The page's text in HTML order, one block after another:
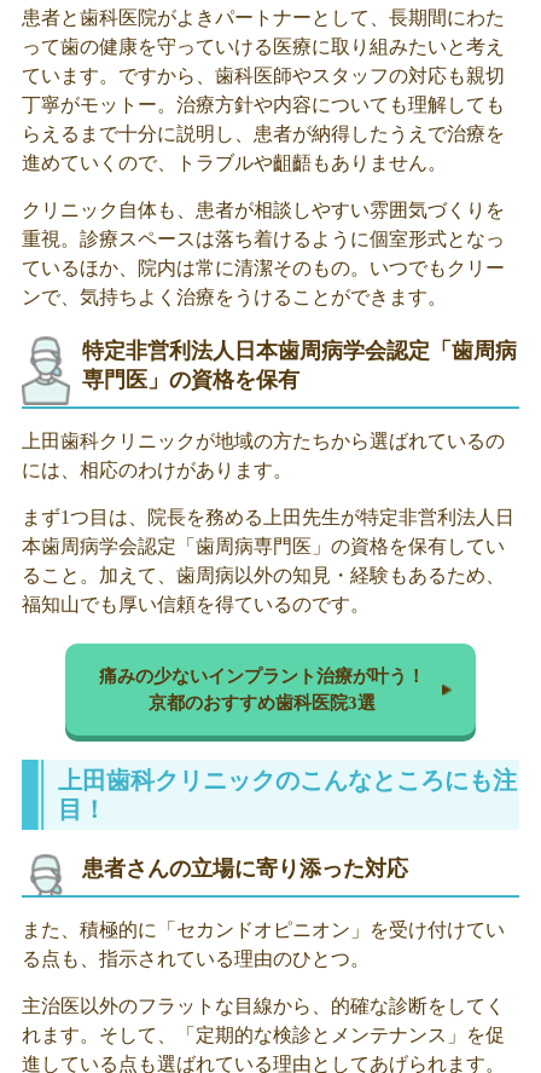
患者と歯科医院がよきパートナーとして、長期間にわた
って歯の健康を守っていける医療に取り組みたいと考え
ています。ですから、歯科医師やスタッフの対応も親切
丁寧がモットー。治療方針や内容についても理解しても
らえるまで十分に説明し、患者が納得したうえで治療を
進めていくので、トラブルや齟齬もありません。
クリニック自体も、患者が相談しやすい雰囲気づくりを
重視。診療スペースは落ち着けるように個室形式となっ
ているほか、院内は常に清潔そのもの。いつでもクリー
ンで、気持ちよく治療をうけることができます。
特定非営利法人日本歯周病学会認定「歯周病
専門医」の資格を保有
上田歯科クリニックが地域の方たちから選ばれているの
には、相応のわけがあります。
まず1つ目は、院長を務める上田先生が特定非営利法人日
本歯周病学会認定「歯周病専門医」の資格を保有してい
ること。加えて、歯周病以外の知見・経験もあるため、
福知山でも厚い信頼を得ているのです。
痛みの少ないインプラント治療が叶う！
京都のおすすめ歯科医院3選
上田歯科クリニックのこんなところにも注
目！
患者さんの立場に寄り添った対応
また、積極的に「セカンドオピニオン」を受け付けてい
る点も、指示されている理由のひとつ。
主治医以外のフラットな目線から、的確な診断をしてく
れます。そして、「定期的な検診とメンテナンス」を促
進している点も選ばれている理由としてあげられます。